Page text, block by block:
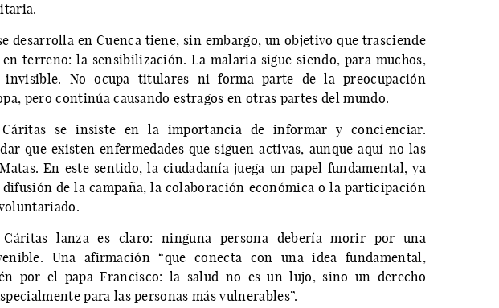
desarrolla en Cuenca tiene, sin embargo, un objetivo que trasciende
terreno: la sensibilización. La malaria sigue siendo, para muchos,
invisible. No ocupa titulares ni forma parte de la preocupación
pero continúa causando estragos en otras partes del mundo.
se insiste en la importancia de informar y concienciar.
que existen enfermedades que siguen activas, aunque aquí no las
En este sentido, la ciudadanía juega un papel fundamental, ya
difusión de la campaña, la colaboración económica o la participación
Cáritas lanza es claro: ninguna persona debería morir por una
Una afirmación “que conecta con una idea fundamental,
por el papa Francisco: la salud no es un lujo, sino un derecho
para las personas más vulnerables”.